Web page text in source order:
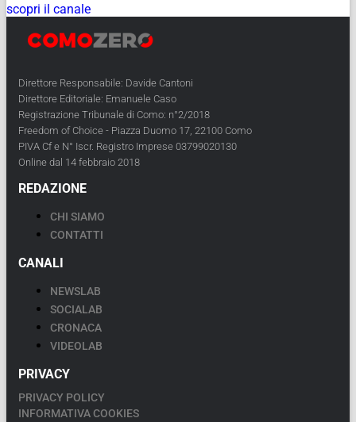
scopri il canale
Direttore Responsabile: Davide Cantoni
Direttore Editoriale: Emanuele Caso
Registrazione Tribunale di Como: n°2/2018
Freedom of Choice - Piazza Duomo 17, 22100 Como
PIVA Cf e N° Iscr. Registro Imprese 03799020130
Online dal 14 febbraio 2018
REDAZIONE
CHI SIAMO
CONTATTI
CANALI
NEWSLAB
SOCIALAB
CRONACA
VIDEOLAB
PRIVACY
PRIVACY POLICY
INFORMATIVA COOKIES